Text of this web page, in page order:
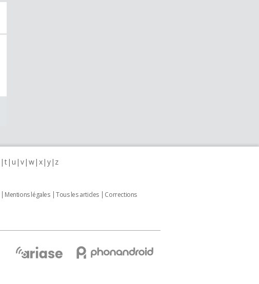
t u v w x y z
Mentions légales Tous les articles
Corrections